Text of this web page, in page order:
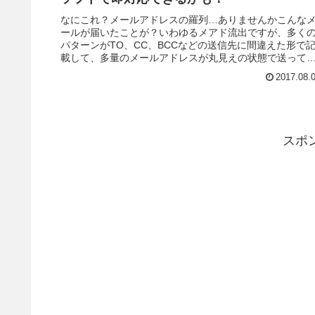
なにこれ？メールアドレスの羅列…ありませんかこんなメ
ールが届いたことが？いわゆるメアド流出ですが、多く
パターンがTO、CC、BCCなどの送信先に間違えた形で記
載して、多量のメールアドレスが丸見えの状態で送ってし
スポ